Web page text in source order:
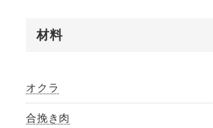
材料
オクラ
合挽き肉